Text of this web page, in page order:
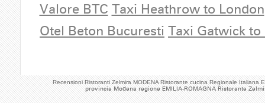
Recensioni Ristoranti Zelmira MODENA Ristorante cucina Regionale Italiana
provincia Modena regione EMILIA-ROMAGNA Ristorante
Valore BTC Taxi Heathrow to London
Otel Beton Bucuresti Taxi Gatwick to